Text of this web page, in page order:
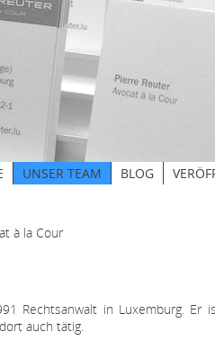
à la Cour
Rechtsanwalt in Luxemburg. Er
auch tätig.
UNSER TEAM BLOG